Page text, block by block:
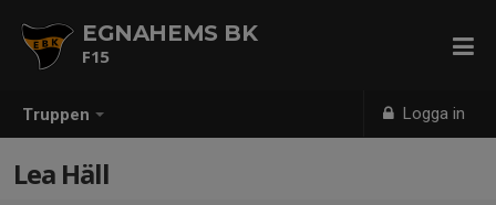
Truppen Logga in
EGNAHEMS BK
F15
Lea Häll